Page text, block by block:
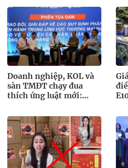
thị thông minh
Doanh nghiệp, KOL và
sàn TMĐT chạy đua
thích ứng luật mới:
triển bền vững